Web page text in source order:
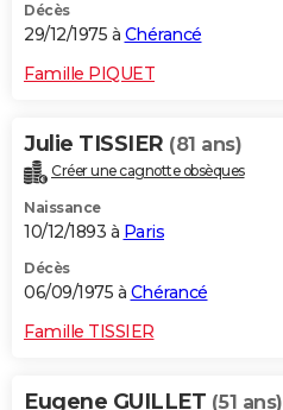
Décès
29/12/1975 à Chérancé
Famille PIQUET
Julie TISSIER (81 ans)
Créer une cagnotte obsèques
Naissance
10/12/1893 à Paris
Décès
06/09/1975 à Chérancé
Famille TISSIER
Eugene GUILLET (51 ans)